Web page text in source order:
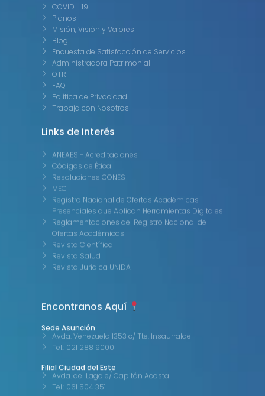
COVID - 19
Planos
Misión, Visión y Valores
Blog
Encuesta de Satisfacción de Servicios
Administradora Patrimonial
OTRI
FAQ
Política de Privacidad
Trabaja con Nosotros
Links de Interés
ANEAES - Acreditaciones
Códigos de Ética
Resoluciones CONES
MEC
Registro Nacional de Ofertas Académicas
Presenciales que Aplican Herramientas Digitales
Reglamentaciones del Registro Nacional de
Ofertas Académicas
Revista Científica
Revista Salud
Revista Jurídica UNIDA
Sede Asunción
Tel.: 021 288 9000
Filial Ciudad del Este
Tel.: 061 504 351
Filial Cambyretá